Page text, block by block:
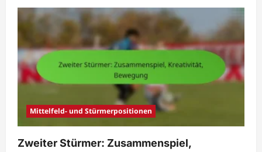
Starttorhüter:
Konsistenz,
Leistung,
Strategie
Mittelfeld- und Stürmerpositionen
Zweiter Stürmer: Zusammenspiel,